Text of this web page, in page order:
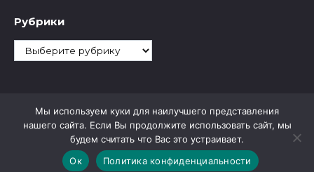
Рубрики
Рубрики
Мы используем куки для наилучшего представления
нашего сайта. Если Вы продолжите использовать сайт, мы
будем считать что Вас это устраивает.
Ок
Политика конфиденциальности